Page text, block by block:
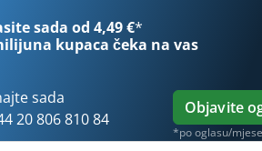
sada od 4,49 €*
kupaca čeka na vas
sada
20 806 810 84
Objavite
*po oglasu/